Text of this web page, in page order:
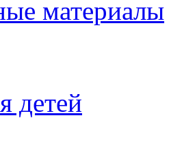
материалы
детей